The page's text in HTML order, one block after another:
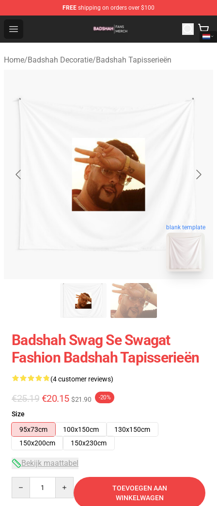
FREE shipping on orders over $100
Open menu
Badshah Shop - Official Badshah Merchandise Store
Home/Badshah Decoratie/Badshah Tapisserieën
blank template
Badshah Swag Se Swagat
Fashion Badshah Tapisserieën
(4 customer reviews)
€25.19 €20.15 $21.90 -20%
Size
95x73cm
100x150cm
130x150cm
150x200cm
150x230cm
Bekijk maattabel
TOEVOEGEN AAN
WINKELWAGEN